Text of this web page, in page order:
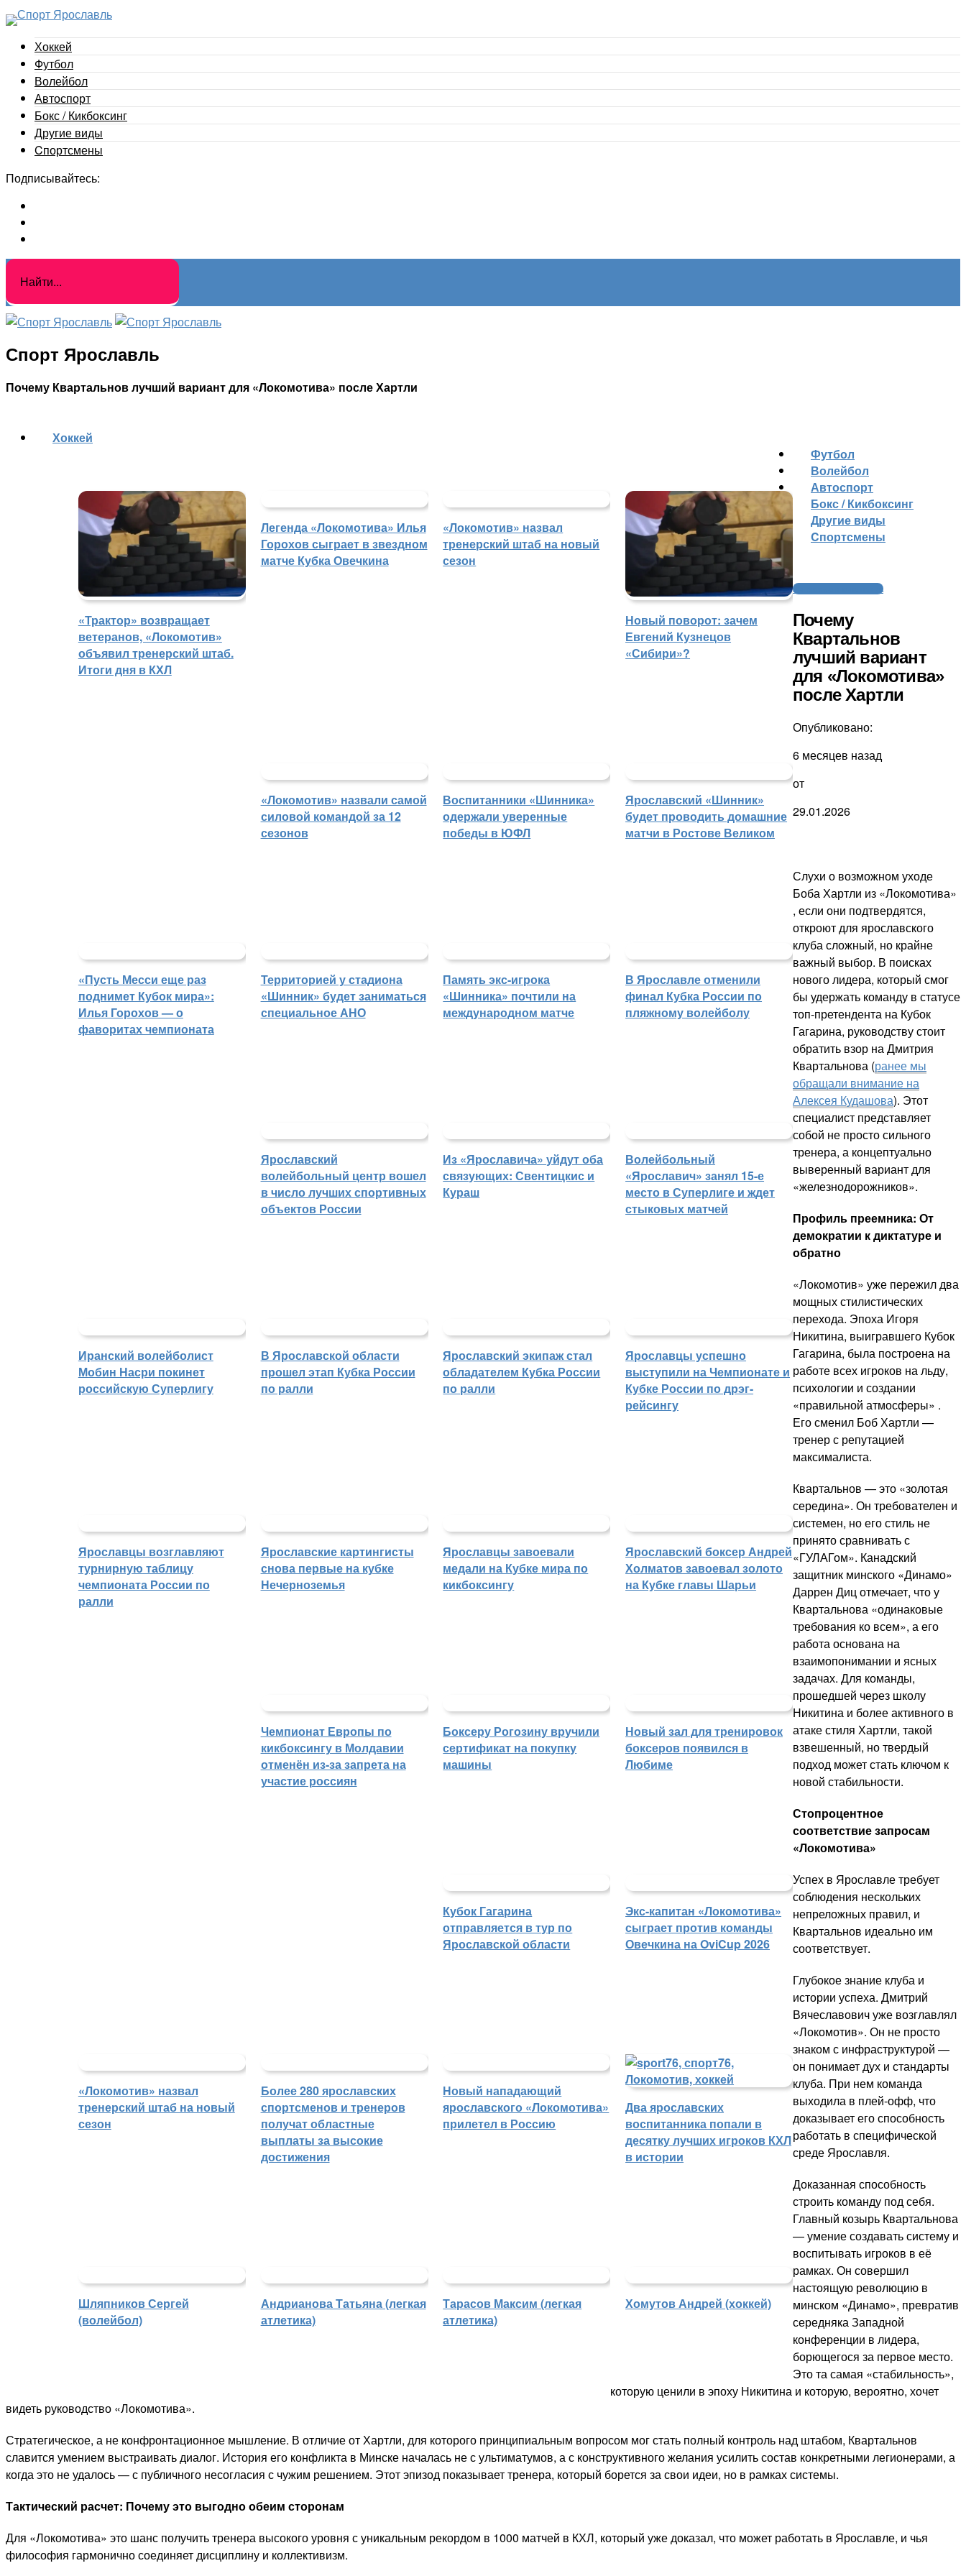
Хоккей
Футбол
Волейбол
Автоспорт
Бокс / Кикбоксинг
Другие виды
Cпортсмены
Подписывайтесь:
Спорт Ярославль
Почему Квартальнов лучший вариант для «Локомотива» после Хартли
Хоккей
«Трактор» возвращает
ветеранов, «Локомотив»
объявил тренерский штаб.
Итоги дня в КХЛ
Легенда «Локомотива» Илья
Горохов сыграет в звездном
матче Кубка Овечкина
«Локомотив» назвал
тренерский штаб на новый
сезон
Новый поворот: зачем
Евгений Кузнецов
«Сибири»?
«Локомотив» назвали самой
силовой командой за 12
сезонов
Футбол
Воспитанники «Шинника»
одержали уверенные
победы в ЮФЛ
Ярославский «Шинник»
будет проводить домашние
матчи в Ростове Великом
«Пусть Месси еще раз
поднимет Кубок мира»:
Илья Горохов — о
фаворитах чемпионата
Территорией у стадиона
«Шинник» будет заниматься
специальное АНО
Память экс-игрока
«Шинника» почтили на
международном матче
Волейбол
В Ярославле отменили
финал Кубка России по
пляжному волейболу
Ярославский
волейбольный центр вошел
в число лучших спортивных
объектов России
Из «Ярославича» уйдут оба
связующих: Свентицкис и
Кураш
Волейбольный
«Ярославич» занял 15-е
место в Суперлиге и ждет
стыковых матчей
Иранский волейболист
Мобин Насри покинет
российскую Суперлигу
Автоспорт
В Ярославской области
прошел этап Кубка России
по ралли
Ярославский экипаж стал
обладателем Кубка России
по ралли
Ярославцы успешно
выступили на Чемпионате и
Кубке России по дрэг-
рейсингу
Ярославцы возглавляют
турнирную таблицу
чемпионата России по
ралли
Ярославские картингисты
снова первые на кубке
Нечерноземья
Бокс / Кикбоксинг
Ярославцы завоевали
медали на Кубке мира по
кикбоксингу
Ярославский боксер Андрей
Холматов завоевал золото
на Кубке главы Шарьи
Чемпионат Европы по
кикбоксингу в Молдавии
отменён из-за запрета на
участие россиян
Боксеру Рогозину вручили
сертификат на покупку
машины
Новый зал для тренировок
боксеров появился в
Любиме
Другие виды
Кубок Гагарина
отправляется в тур по
Ярославской области
Экс-капитан «Локомотива»
сыграет против команды
Овечкина на OviCup 2026
«Локомотив» назвал
тренерский штаб на новый
сезон
Более 280 ярославских
спортсменов и тренеров
получат областные
выплаты за высокие
достижения
Новый нападающий
ярославского «Локомотива»
прилетел в Россию
Cпортсмены
Два ярославских
воспитанника попали в
десятку лучших игроков КХЛ
в истории
Шляпников Сергей
(волейбол)
Андрианова Татьяна (легкая
атлетика)
Тарасов Максим (легкая
атлетика)
Хомутов Андрей (хоккей)
Интервью и аналитика
Почему
Квартальнов
лучший вариант
для «Локомотива»
после Хартли
Опубликовано:
6 месяцев назад
от
29.01.2026
Слухи о возможном уходе
Боба Хартли из «Локомотива»
, если они подтвердятся,
откроют для ярославского
клуба сложный, но крайне
важный выбор. В поисках
нового лидера, который смог
бы удержать команду в статусе
топ-претендента на Кубок
Гагарина, руководству стоит
обратить взор на Дмитрия
Квартальнова (ранее мы
обращали внимание на
Алексея Кудашова). Этот
специалист представляет
собой не просто сильного
тренера, а концептуально
выверенный вариант для
«железнодорожников».
Профиль преемника: От
демократии к диктатуре и
обратно
«Локомотив» уже пережил два
мощных стилистических
перехода. Эпоха Игоря
Никитина, выигравшего Кубок
Гагарина, была построена на
работе всех игроков на льду,
психологии и создании
«правильной атмосферы» .
Его сменил Боб Хартли —
тренер с репутацией
максималиста.
Квартальнов — это «золотая
середина». Он требователен и
системен, но его стиль не
принято сравнивать с
«ГУЛАГом». Канадский
защитник минского «Динамо»
Даррен Диц отмечает, что у
Квартальнова «одинаковые
требования ко всем», а его
работа основана на
взаимопонимании и ясных
задачах. Для команды,
прошедшей через школу
Никитина и более активного в
атаке стиля Хартли, такой
взвешенный, но твердый
подход может стать ключом к
новой стабильности.
Стопроцентное
соответствие запросам
«Локомотива»
Успех в Ярославле требует
соблюдения нескольких
непреложных правил, и
Квартальнов идеально им
соответствует.
Глубокое знание клуба и
истории успеха. Дмитрий
Вячеславович уже возглавлял
«Локомотив». Он не просто
знаком с инфраструктурой —
он понимает дух и стандарты
клуба. При нем команда
выходила в плей-офф, что
доказывает его способность
работать в специфической
среде Ярославля.
Доказанная способность
строить команду под себя.
Главный козырь Квартальнова
— умение создавать систему и
воспитывать игроков в её
рамках. Он совершил
настоящую революцию в
минском «Динамо», превратив
середняка Западной
конференции в лидера,
борющегося за первое место.
Это та самая «стабильность»,
которую ценили в эпоху Никитина и которую, вероятно, хочет
видеть руководство «Локомотива».
Стратегическое, а не конфронтационное мышление. В отличие от Хартли, для которого принципиальным вопросом мог стать полный контроль над штабом, Квартальнов
славится умением выстраивать диалог. История его конфликта в Минске началась не с ультиматумов, а с конструктивного желания усилить состав конкретными легионерами, а
когда это не удалось — с публичного несогласия с чужим решением. Этот эпизод показывает тренера, который борется за свои идеи, но в рамках системы.
Тактический расчет: Почему это выгодно обеим сторонам
Для «Локомотива» это шанс получить тренера высокого уровня с уникальным рекордом в 1000 матчей в КХЛ, который уже доказал, что может работать в Ярославле, и чья
философия гармонично соединяет дисциплину и коллективизм.